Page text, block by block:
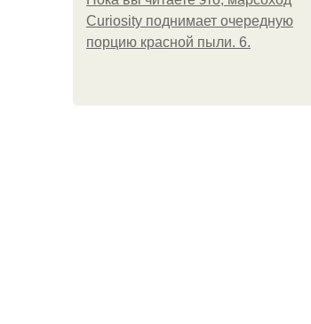
Curiosity поднимает очередную
порцию красной пыли. 6.